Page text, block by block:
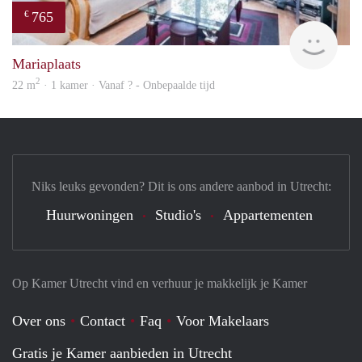
€ 765
Mariaplaats
22 m2 · 1 kamer · Vanaf ? - Onbepaalde tijd
Op Kamer Utrecht vind en verhuur je makkelijk je Kamer
Over ons Contact Faq
Voor Makelaars
Gratis je Kamer aanbieden in Utrecht
Niks leuks gevonden? Dit is ons andere aanbod in Utrecht:
Huurwoningen Studio's Appartementen